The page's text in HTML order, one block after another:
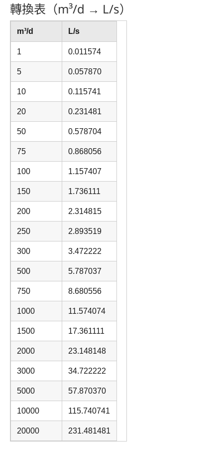
轉換表（m³/d → L/s）
m³/d L/s
1 0.011574
5 0.057870
10 0.115741
20 0.231481
50 0.578704
75 0.868056
100 1.157407
150 1.736111
200 2.314815
250 2.893519
300 3.472222
500 5.787037
750 8.680556
1000 11.574074
1500 17.361111
2000 23.148148
3000 34.722222
5000 57.870370
10000 115.740741
20000 231.481481